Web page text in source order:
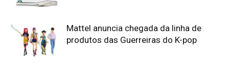
Mattel anuncia chegada da linha de
produtos das Guerreiras do K-pop